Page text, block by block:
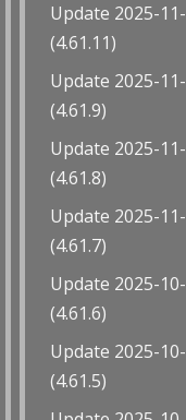
Update 2025-
(4.61.11)
Update 2025-
(4.61.9)
Update 2025-
(4.61.8)
Update 2025-
(4.61.7)
Update 2025-
(4.61.6)
Update 2025-
(4.61.5)